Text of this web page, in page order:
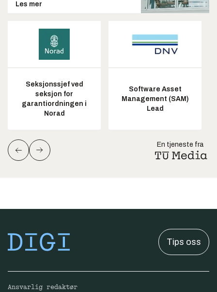
Les mer
Seksjonssjef ved
seksjon for
garantiordningen i
Norad
Software Asset
Management (SAM)
Lead
En tjeneste fra
Tips oss
Ansvarlig redaktør